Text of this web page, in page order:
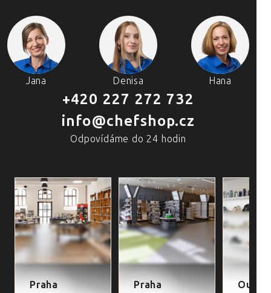
Jana Denisa Hana
+420 227 272 732
info@chefshop.cz
Odpovídáme do 24 hodin
Praha Praha